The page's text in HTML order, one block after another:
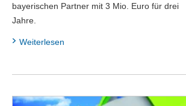
bayerischen Partner mit 3 Mio. Euro für drei
Jahre.
Weiterlesen